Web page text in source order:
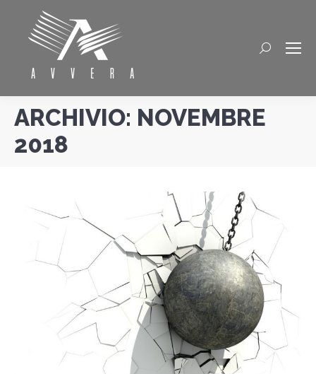
Cerca
ARCHIVIO: NOVEMBRE
2018